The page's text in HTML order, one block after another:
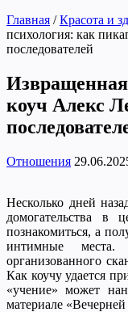
Главная / Красота и
психология: как
последователей
коуч Алекс
Отношения
Несколько дней
домогательства в
познакомиться, а
интимные места.
организованного
Как коучу удается
«учение» может
материале